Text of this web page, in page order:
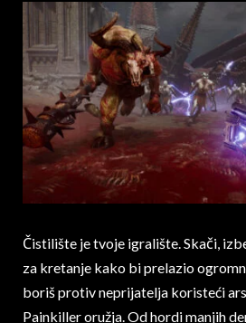
Čistilište je tvoje igralište. Skači,
za kretanje kako bi prelazio
boriš protiv neprijatelja koristeći
Painkiller oružja. Od hordi manjih